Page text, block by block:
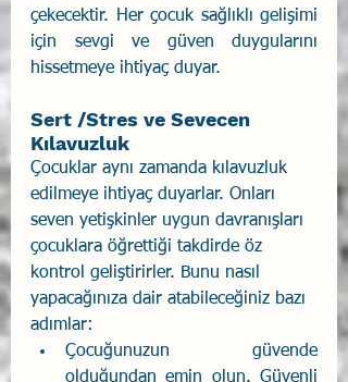
çekecektir. Her çocuk sağlıklı gelişimi
için sevgi ve güven duygularını
hissetmeye ihtiyaç duyar.
Sert /Stres ve Sevecen
Kılavuzluk
Çocuklar aynı zamanda kılavuzluk
edilmeye ihtiyaç duyarlar. Onları
seven yetişkinler uygun davranışları
çocuklara öğrettiği takdirde öz
kontrol geliştirirler. Bunu nasıl
yapacağınıza dair atabileceğiniz bazı
adımlar:
Çocuğunuzun güvende
olduğundan emin olun. Güvenli